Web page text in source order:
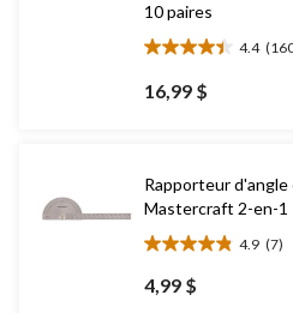
10 paires
4.4
4.4
étoile(s)
sur
16,99 $
Rapporteur
Mastercraft 2-en-1
4.9 (7)
4.9
étoile(s)
sur
4,99 $